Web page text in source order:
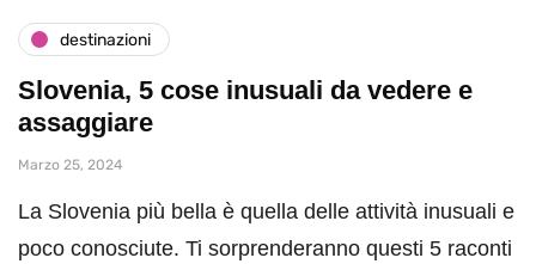
destinazioni
Slovenia, 5 cose inusuali da vedere e
assaggiare
Marzo 25, 2024
La Slovenia più bella è quella delle attività inusuali e
poco conosciute. Ti sorprenderanno questi 5 raconti